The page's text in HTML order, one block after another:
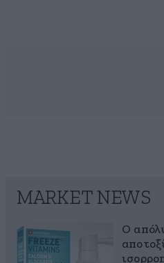
MARKET NEWS
Ο